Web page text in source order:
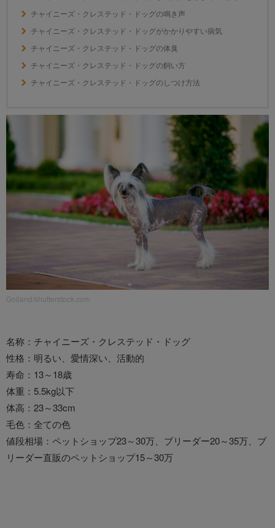
チャイニーズ・クレステッド・ドッグの鳴き声
チャイニーズ・クレステッド・ドッグがかかりやすい病気
チャイニーズ・クレステッド・ドッグの体臭
チャイニーズ・クレステッド・ドッグの飼い方
チャイニーズ・クレステッド・ドッグのしつけ方法
Golland/shutterstock.com
名称：チャイニーズ・クレステッド・ドッグ
性格：明るい、愛情深い、活動的
寿命：13～18歳
体重：5.5kg以下
体高：23～33cm
毛色：全ての色
値段相場：ペットショップ23～30万、ブリーダー20～35万、ブ
リーダー直販のペットショップ15～30万